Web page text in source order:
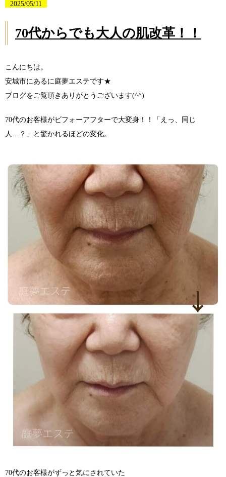
2025/05/11
70代からでも大人の肌改革！！
こんにちは。
安城市にあるに庭夢エステです★
ブログをご覧頂きありがとうございます(^^)
70代のお客様がビフォーアフターで大変身！！「えっ、同じ
人…？」と驚かれるほどの変化。
70代のお客様がずっと気にされていた